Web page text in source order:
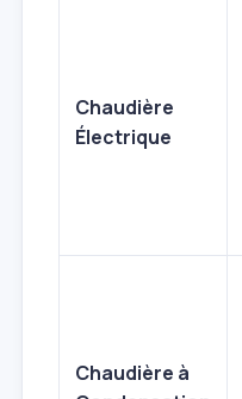
Chaudière
Électrique
Chaudière à